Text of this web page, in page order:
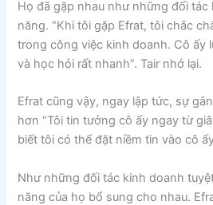
Họ đã gặp nhau như những đối tác
năng. “Khi tôi gặp Efrat, tôi chắc
trong công việc kinh doanh. Cô ấy
và học hỏi rất nhanh”. Tair nhớ lại.
Efrat cũng vậy, ngay lập tức, sự
hơn “Tôi tin tưởng cô ấy ngay từ
biết tôi có thể đặt niềm tin vào cô
Như những đối tác kinh doanh
năng của họ bổ sung cho nhau.